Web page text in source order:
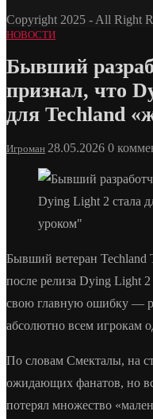
Copyright 2025 - All Right
НОВОСТИ
Бывший
признал, что
для Techland
Игроман 28.05.2026 0
Бывший ветеран Techland
после релиза Dying Light
свою главную ошибку —
абсолютно всем игрокам
По словам Смекталы, на
ожидающих фанатов, но
потерял множество